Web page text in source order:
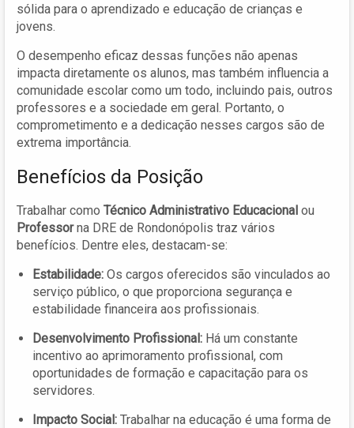
sólida para o aprendizado e educação de crianças e
jovens.
O desempenho eficaz dessas funções não apenas
impacta diretamente os alunos, mas também influencia a
comunidade escolar como um todo, incluindo pais, outros
professores e a sociedade em geral. Portanto, o
comprometimento e a dedicação nesses cargos são de
extrema importância.
Benefícios da Posição
Trabalhar como Técnico Administrativo Educacional ou
Professorna DRE de Rondonópolis traz vários
benefícios. Dentre eles, destacam-se:
Estabilidade: Os cargos oferecidos são vinculados ao
serviço público, o que proporciona segurança e
estabilidade financeira aos profissionais.
Desenvolvimento Profissional: Há um constante
incentivo ao aprimoramento profissional, com
oportunidades de formação e capacitação para os
servidores.
Impacto Social: Trabalhar na educação é uma forma de